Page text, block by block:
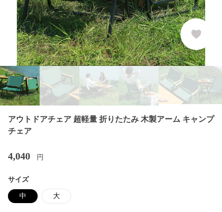
アウトドアチェア 超軽量 折りたたみ 木製アーム キャンプ
チェア
4,040 円
サイズ
中 大